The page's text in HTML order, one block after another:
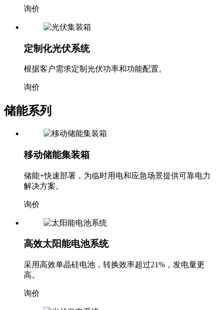
询价
定制化光伏系统
根据客户需求定制光伏功率和功能配置。
询价
储能系列
移动储能集装箱
储能+快速部署，为临时用电和应急场景提供可靠电力
解决方案。
询价
高效太阳能电池系统
采用高效单晶硅电池，转换效率超过21%，发电量更
高。
询价